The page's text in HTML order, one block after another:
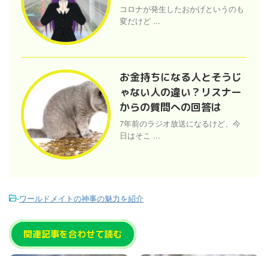
コロナが発生したおかげというのも
変だけど ...
お金持ちになる人とそうじ
ゃない人の違い？リスナー
からの質問への回答は
7年前のラジオ放送になるけど、今
日はそこ ...
-ワールドメイトの神事の魅力を紹介
関連記事を合わせて読む